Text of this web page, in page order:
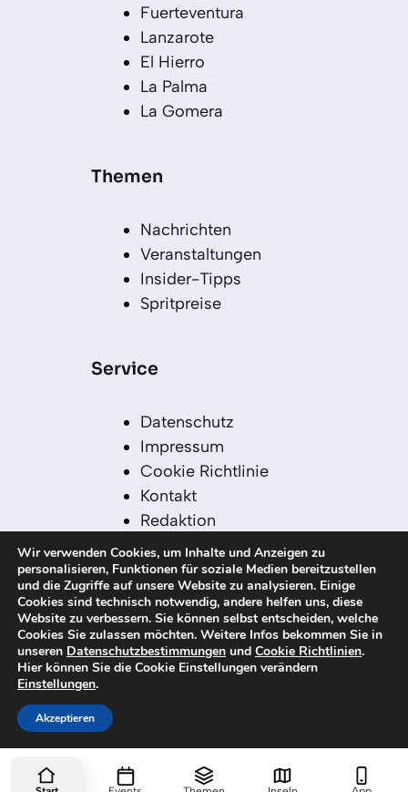
Fuerteventura
Lanzarote
El Hierro
La Palma
La Gomera
Themen
Nachrichten
Veranstaltungen
Insider-Tipps
Spritpreise
Service
Datenschutz
Impressum
Cookie Richtlinie
Kontakt
Redaktion
Redaktionelle Leitlinien
Sitemap
Einsatz von KI in der
Redaktion
© 2026 kanaren-nachrichten.com – Alle
Rechte vorbehalten
Wir verwenden Cookies, um Inhalte und Anzeigen zu
personalisieren, Funktionen für soziale Medien bereitzustellen
und die Zugriffe auf unsere Website zu analysieren. Einige
Cookies sind technisch notwendig, andere helfen uns, diese
Website zu verbessern. Sie können selbst entscheiden, welche
Cookies Sie zulassen möchten. Weitere Infos bekommen Sie in
unseren Datenschutzbestimmungen und Cookie Richtlinien.
Hier können Sie die Cookie Einstellungen verändern
Einstellungen.
Akzeptieren